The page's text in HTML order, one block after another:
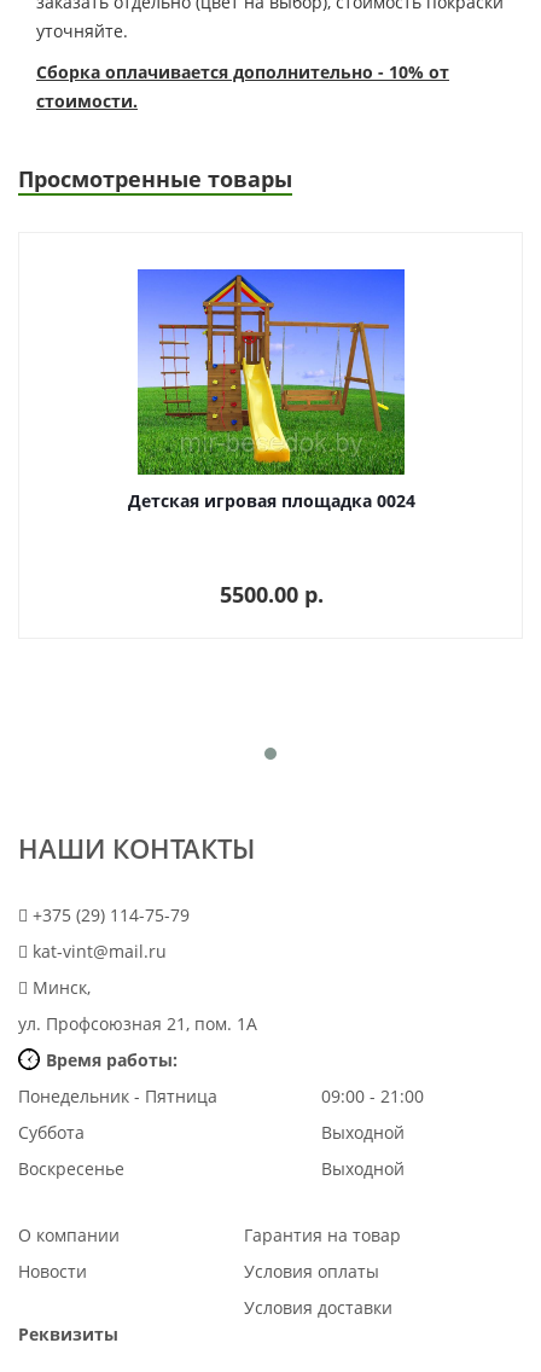
уточняйте.
Сборка оплачивается дополнительно - 10% от
стоимости.
Просмотренные товары
Детская игровая площадка 0024
5500.00 p.
НАШИ КОНТАКТЫ
+375 (29) 114-75-79
kat-vint@mail.ru
Минск,
ул. Профсоюзная 21, пом. 1А
Время работы:
Понедельник - Пятница
09:00 - 21:00
Суббота
Выходной
Воскресенье
Выходной
О компании
Новости
Гарантия на товар
Условия оплаты
Условия доставки
Реквизиты